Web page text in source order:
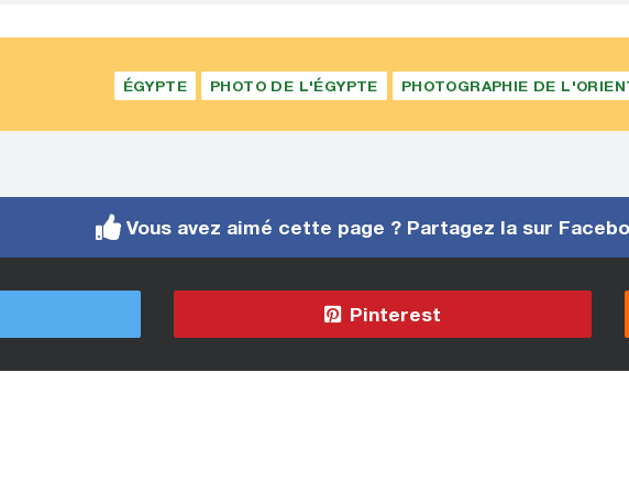
ÉGYPTE PHOTO DE L'ÉGYPTE PHOTOGRAPHIE DE
Vous avez aimé cette page ? Partagez la sur
Pinterest